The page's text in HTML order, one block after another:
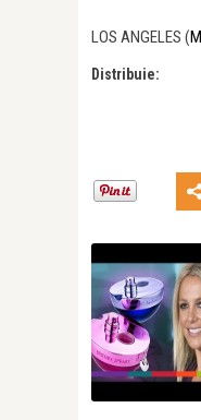
LOS ANGELES (
Distribuie: